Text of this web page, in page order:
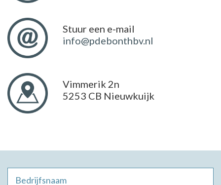
Stuur een e-mail
info@pdebonthbv.nl
Vimmerik 2n
5253 CB Nieuwkuijk